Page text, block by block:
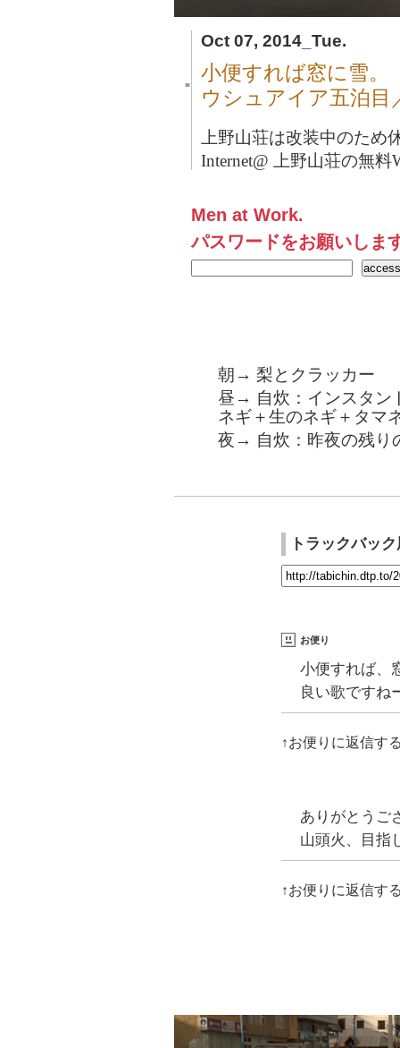
Oct 07, 2014_Tue.
■
小便すれば窓に雪。
ウシュアイア五泊目
上野山荘は改装中のため
Internet@ 上野山荘の無料
Men at Work.
パスワードをお願いしま
朝→ 梨とクラッカー
昼→ 自炊：インスタン
ネギ＋生のネギ＋タマ
夜→ 自炊：昨夜の残り
トラックバッ
お便り
小便すれば、
良い歌です
↑お便りに返信す
ありがとうご
山頭火、目指
↑お便りに返信す